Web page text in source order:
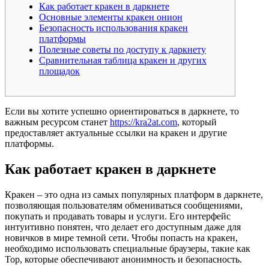
Как работает кракен в даркнете
Основные элементы кракен онион
Безопасность использования кракен
платформы
Полезные советы по доступу к даркнету
Сравнительная таблица кракен и других
площадок
Если вы хотите успешно ориентироваться в даркнете, то
важным ресурсом станет https://kra2at.com, который
предоставляет актуальные ссылки на кракен и другие
платформы.
Как работает кракен в даркнете
Кракен – это одна из самых популярных платформ в даркнете,
позволяющая пользователям обмениваться сообщениями,
покупать и продавать товары и услуги. Его интерфейс
интуитивно понятен, что делает его доступным даже для
новичков в мире темной сети. Чтобы попасть на кракен,
необходимо использовать специальные браузеры, такие как
Тор, которые обеспечивают анонимность и безопасность.